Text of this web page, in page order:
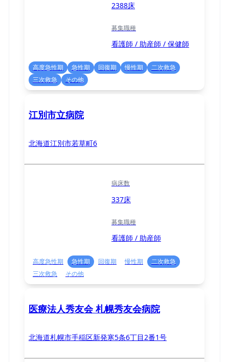
2388床
募集職種
看護師 / 助産師 / 保健師
高度急性期 急性期 回復期 慢性期
二次救急
三次救急
その他
江別市立病院
北海道江別市若草町6
病床数
337床
募集職種
看護師 / 助産師
高度急性期 急性期 回復期 慢性期
二次救急
三次救急
その他
医療法人秀友会 札幌秀友会病院
北海道札幌市手稲区新発寒5条6丁目2番1号